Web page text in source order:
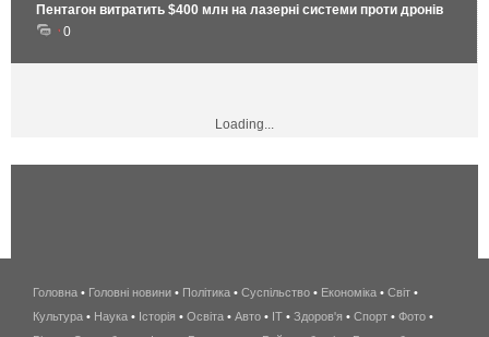
Пентагон витратить $400 млн на лазерні системи проти дронів
0
Loading...
беспроводной
интернет
Головна • Головні новини • Політика • Суспільство • Економіка • Світ •
Культура • Наука • Історія • Освіта • Авто • IT • Здоров'я • Спорт • Фото •